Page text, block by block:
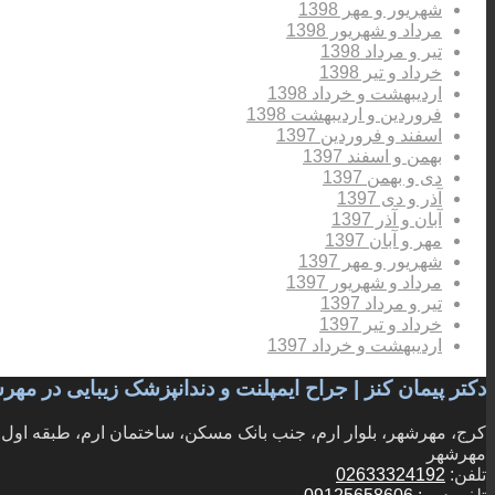
شهریور و مهر 1398
مرداد و شهریور 1398
تیر و مرداد 1398
خرداد و تیر 1398
اردیبهشت و خرداد 1398
فروردین و اردیبهشت 1398
اسفند و فروردین 1397
بهمن و اسفند 1397
دی و بهمن 1397
آذر و دی 1397
آبان و آذر 1397
مهر و آبان 1397
شهریور و مهر 1397
مرداد و شهریور 1397
تیر و مرداد 1397
خرداد و تیر 1397
اردیبهشت و خرداد 1397
دکتر پیمان کنز | جراح ایمپلنت و دندانپزشک زیبایی در
کرج، مهرشهر، بلوار ارم، جنب بانک مسکن، ساختمان ارم، طبقه اول،
مهرشهر
تلفن: 02633324192